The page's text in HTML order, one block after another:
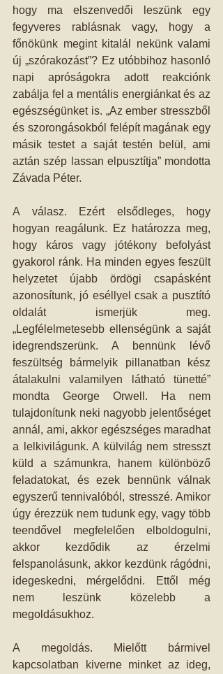
hogy ma elszenvedői leszünk egy
fegyveres rablásnak vagy, hogy a
főnökünk megint kitalál nekünk valami
új „szórakozást”? Ez utóbbihoz hasonló
napi apróságokra adott reakciónk
zabálja fel a mentális energiánkat és az
egészségünket is. „Az ember stresszből
és szorongásokból felépít magának egy
másik testet a saját testén belül, ami
aztán szép lassan elpusztítja” mondotta
Závada Péter.
A válasz. Ezért elsődleges, hogy
hogyan reagálunk. Ez határozza meg,
hogy káros vagy jótékony befolyást
gyakorol ránk. Ha minden egyes feszült
helyzetet újabb ördögi csapásként
azonosítunk, jó eséllyel csak a pusztító
oldalát ismerjük meg.
„Legfélelmetesebb ellenségünk a saját
idegrendszerünk. A bennünk lévő
feszültség bármelyik pillanatban kész
átalakulni valamilyen látható tünetté”
mondta George Orwell. Ha nem
tulajdonítunk neki nagyobb jelentőséget
annál, ami, akkor egészséges maradhat
a lelkivilágunk. A külvilág nem stresszt
küld a számunkra, hanem különböző
feladatokat, és ezek bennünk válnak
egyszerű tennivalóból, stresszé. Amikor
úgy érezzük nem tudunk egy, vagy több
teendővel megfelelően elboldogulni,
akkor kezdődik az érzelmi
felspanolásunk, akkor kezdünk rágódni,
idegeskedni, mérgelődni. Ettől még
nem leszünk közelebb a
megoldásukhoz.
A megoldás. Mielőtt bármivel
kapcsolatban kiverne minket az ideg,